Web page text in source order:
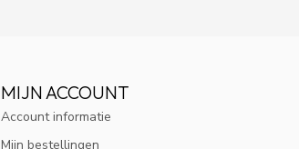
MIJN ACCOUNT
Account informatie
Mijn bestellingen